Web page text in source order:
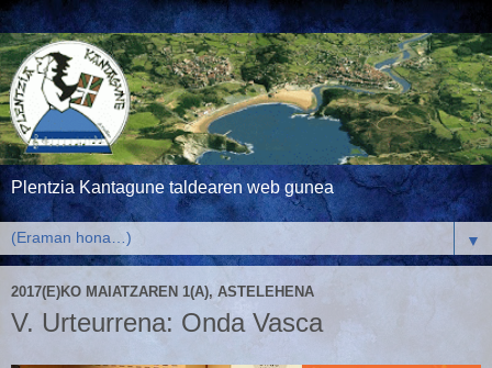
Plentzia Kantagune taldearen web gunea
▼
2017(E)KO MAIATZAREN 1(A), ASTELEHENA
V. Urteurrena: Onda Vasca